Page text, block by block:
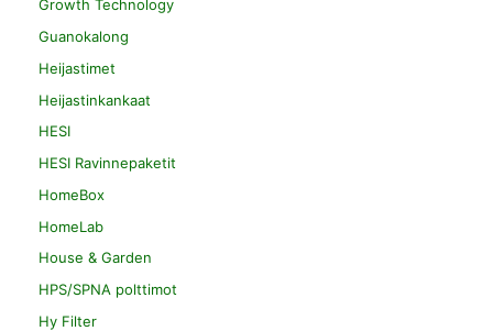
Growth Technology
Guanokalong
Heijastimet
Heijastinkankaat
HESI
HESI Ravinnepaketit
HomeBox
HomeLab
House & Garden
HPS/SPNA polttimot
Hy Filter